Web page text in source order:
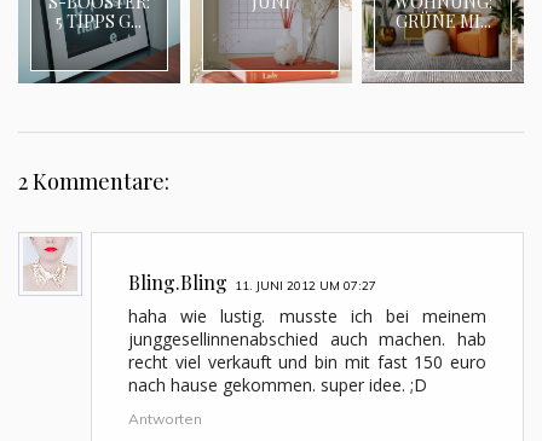
5 TIPPS G...
GRÜNE MI...
2 Kommentare:
Bling.Bling 11. JUNI 2012 UM 07:27
haha wie lustig. musste ich bei meinem
junggesellinnenabschied auch machen. hab
recht viel verkauft und bin mit fast 150 euro
nach hause gekommen. super idee. ;D
Antworten